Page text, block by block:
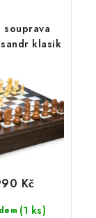
souprava
klasik
(1 ks)
Kč